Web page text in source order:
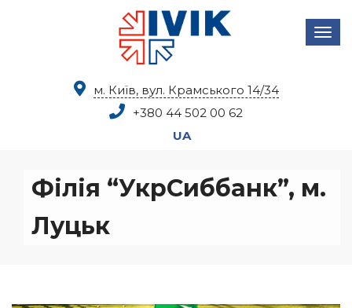
м. Київ, вул. Крамського 14/34
+380 44 502 00 62
UA
Філія “УкрСиббанк”, м.
Луцьк